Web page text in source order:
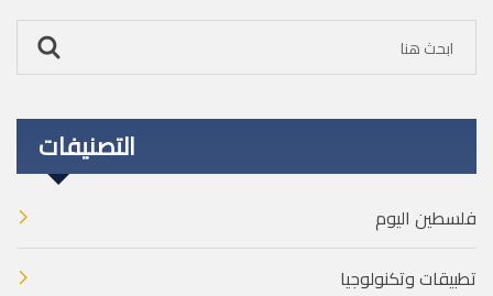
التصنيفات
فلسطين اليوم
تطبيقات وتكنولوجيا